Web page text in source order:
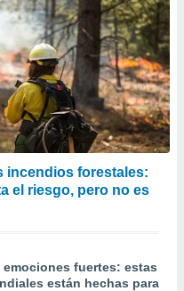
incendios forestales:
el riesgo, pero no es
emociones fuertes: estas
están hechas para